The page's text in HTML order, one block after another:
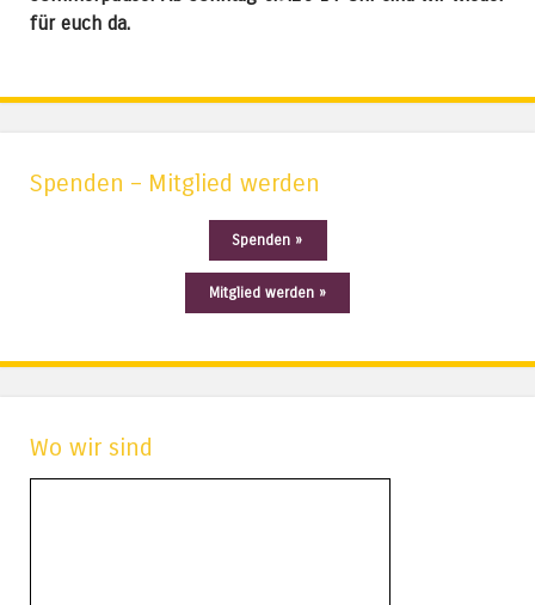
für euch da.
Spenden – Mitglied werden
Spenden »
Mitglied werden »
Wo wir sind